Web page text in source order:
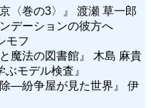
〈巻の3〉』 渡瀬 草一郎
デーションの彼方へ
モフ
魔法の図書館』 木島 麻貴
ぶモデル検査』
除—紛争屋が見た世界』 伊